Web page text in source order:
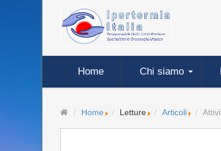
Home Chi siamo
Home Letture Articoli